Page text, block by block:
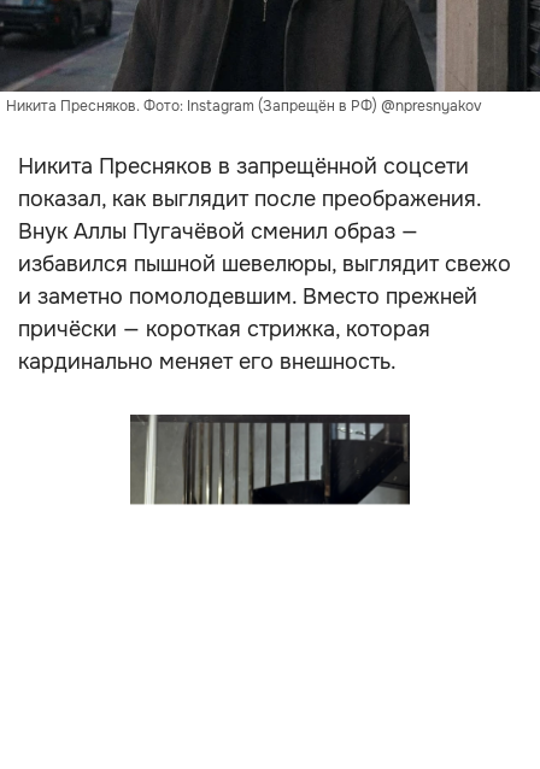
Никита Пресняков. Фото: Instagram (Запрещён в РФ) @npresnyakov
Никита Пресняков в запрещённой соцсети
показал, как выглядит после преображения.
Внук Аллы Пугачёвой сменил образ —
избавился пышной шевелюры, выглядит свежо
и заметно помолодевшим. Вместо прежней
причёски — короткая стрижка, которая
кардинально меняет его внешность.